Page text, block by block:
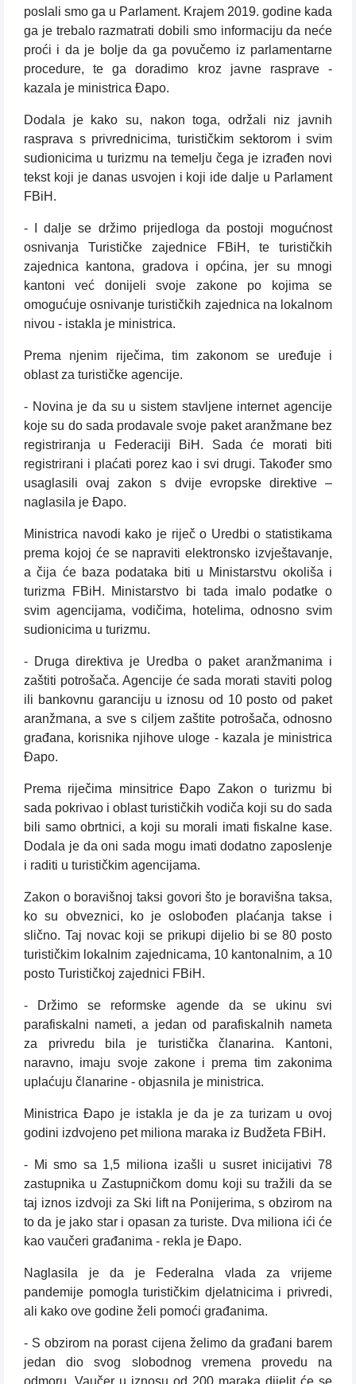
poslali smo ga u Parlament. Krajem 2019. godine kada
ga je trebalo razmatrati dobili smo informaciju da neće
proći i da je bolje da ga povučemo iz parlamentarne
procedure, te ga doradimo kroz javne rasprave -
kazala je ministrica Đapo.
Dodala je kako su, nakon toga, održali niz javnih
rasprava s privrednicima, turističkim sektorom i svim
sudionicima u turizmu na temelju čega je izrađen novi
tekst koji je danas usvojen i koji ide dalje u Parlament
FBiH.
- I dalje se držimo prijedloga da postoji mogućnost
osnivanja Turističke zajednice FBiH, te turističkih
zajednica kantona, gradova i općina, jer su mnogi
kantoni već donijeli svoje zakone po kojima se
omogućuje osnivanje turističkih zajednica na lokalnom
nivou - istakla je ministrica.
Prema njenim riječima, tim zakonom se uređuje i
oblast za turističke agencije.
- Novina je da su u sistem stavljene internet agencije
koje su do sada prodavale svoje paket aranžmane bez
registriranja u Federaciji BiH. Sada će morati biti
registrirani i plaćati porez kao i svi drugi. Također smo
usaglasili ovaj zakon s dvije evropske direktive –
naglasila je Đapo.
Ministrica navodi kako je riječ o Uredbi o statistikama
prema kojoj će se napraviti elektronsko izvještavanje,
a čija će baza podataka biti u Ministarstvu okoliša i
turizma FBiH. Ministarstvo bi tada imalo podatke o
svim agencijama, vodičima, hotelima, odnosno svim
sudionicima u turizmu.
- Druga direktiva je Uredba o paket aranžmanima i
zaštiti potrošača. Agencije će sada morati staviti polog
ili bankovnu garanciju u iznosu od 10 posto od paket
aranžmana, a sve s ciljem zaštite potrošača, odnosno
građana, korisnika njihove uloge - kazala je ministrica
Đapo.
Prema riječima minsitrice Đapo Zakon o turizmu bi
sada pokrivao i oblast turističkih vodiča koji su do sada
bili samo obrtnici, a koji su morali imati fiskalne kase.
Dodala je da oni sada mogu imati dodatno zaposlenje
i raditi u turističkim agencijama.
Zakon o boravišnoj taksi govori što je boravišna taksa,
ko su obveznici, ko je oslobođen plaćanja takse i
slično. Taj novac koji se prikupi dijelio bi se 80 posto
turističkim lokalnim zajednicama, 10 kantonalnim, a 10
posto Turističkoj zajednici FBiH.
- Držimo se reformske agende da se ukinu svi
parafiskalni nameti, a jedan od parafiskalnih nameta
za privredu bila je turistička članarina. Kantoni,
naravno, imaju svoje zakone i prema tim zakonima
uplaćuju članarine - objasnila je ministrica.
Ministrica Đapo je istakla je da je za turizam u ovoj
godini izdvojeno pet miliona maraka iz Budžeta FBiH.
- Mi smo sa 1,5 miliona izašli u susret inicijativi 78
zastupnika u Zastupničkom domu koji su tražili da se
taj iznos izdvoji za Ski lift na Ponijerima, s obzirom na
to da je jako star i opasan za turiste. Dva miliona ići će
kao vaučeri građanima - rekla je Đapo.
Naglasila je da je Federalna vlada za vrijeme
pandemije pomogla turističkim djelatnicima i privredi,
ali kako ove godine želi pomoći građanima.
- S obzirom na porast cijena želimo da građani barem
jedan dio svog slobodnog vremena provedu na